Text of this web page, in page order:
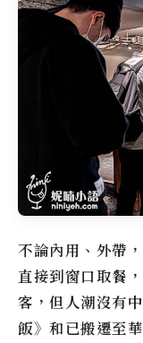
不論內用、外帶
直接到窗口取餐
客，但人潮沒有
飯》 和已搬遷至